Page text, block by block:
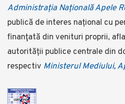
Administrația Națională Apele
publică de interes național cu
finanţată din venituri proprii,
autorității publice centrale din
respectiv Ministerul Mediului,